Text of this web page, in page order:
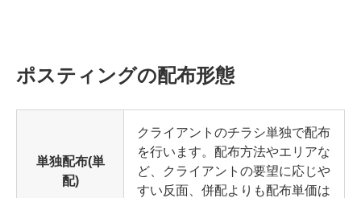
ポスティングの配布形態
単独配布(単
配)
クライアントのチラシ単独で配布
を行います。配布方法やエリアな
ど、クライアントの要望に応じや
すい反面、併配よりも配布単価は